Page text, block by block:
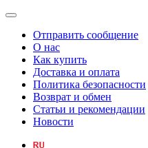
Отправить сообщение
О нас
Как купить
Доставка и оплата
Политика безопасности
Возврат и обмен
Статьи и рекомендации
Новости